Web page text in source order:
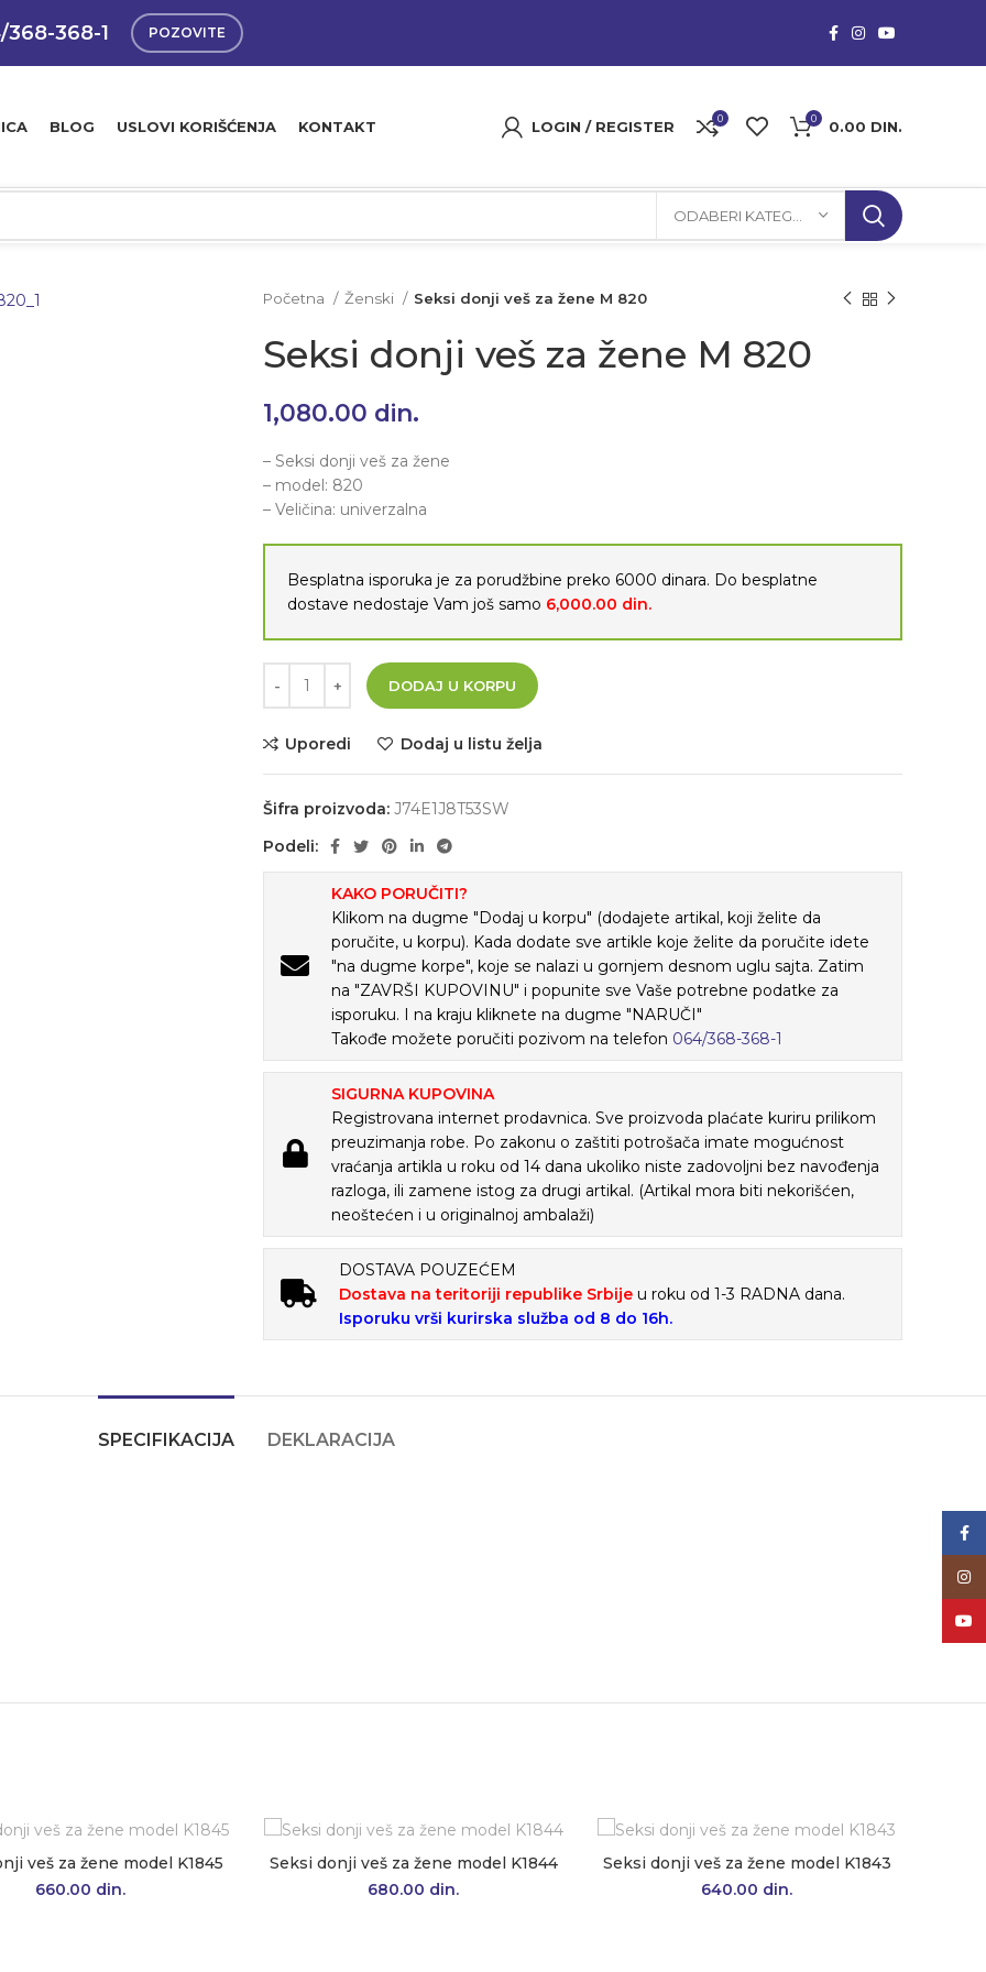
368-1 POZOVITE
BLOG USLOVI KORIŠĆENJA KONTAKT LOGIN / REGISTER 0 0 0.00 DIN.
Početna Ženski Seksi donji veš za žene M 820
Seksi donji veš za žene M 820
1,080.00 din.
– Seksi donji veš za žene
– model: 820
– Veličina: univerzalna
Besplatna isporuka je za porudžbine preko 6000 dinara. Do besplatne
dostave nedostaje Vam još samo 6,000.00 din.
DODAJ U KORPU
Uporedi Dodaj u listu želja
Šifra proizvoda: J74E1J8T53SW
Podeli:
KAKO PORUČITI?
Klikom na dugme "Dodaj u korpu" (dodajete artikal, koji želite da
poručite, u korpu). Kada dodate sve artikle koje želite da poručite idete
"na dugme korpe", koje se nalazi u gornjem desnom uglu sajta. Zatim
na "ZAVRŠI KUPOVINU" i popunite sve Vaše potrebne podatke za
isporuku. I na kraju kliknete na dugme "NARUČI"
Takođe možete poručiti pozivom na telefon 064/368-368-1
SIGURNA KUPOVINA
Registrovana internet prodavnica. Sve proizvoda plaćate kuriru prilikom
preuzimanja robe. Po zakonu o zaštiti potrošača imate mogućnost
vraćanja artikla u roku od 14 dana ukoliko niste zadovoljni bez navođenja
razloga, ili zamene istog za drugi artikal. (Artikal mora biti nekorišćen,
neoštećen i u originalnoj ambalaži)
DOSTAVA POUZEĆEM
Dostava na teritoriji republike Srbije u roku od 1-3 RADNA dana.
Isporuku vrši kurirska služba od 8 do 16h.
SPECIFIKACIJA DEKLARACIJA
veš za žene model K1845
660.00 din.
Seksi donji veš za žene model K1844
680.00 din.
Seksi donji veš za žene model K1843
640.00 din.